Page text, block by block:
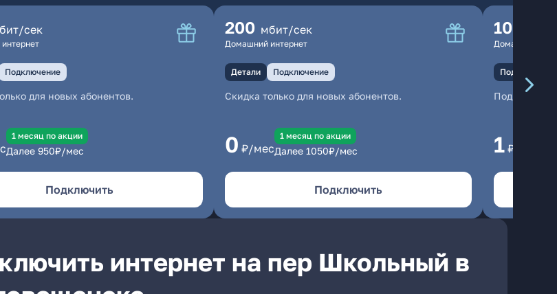
сек
Подключение
для новых абонентов.
1 месяц по акции
Далее 950₽/мес
Подключить
200 мбит/сек
Домашний интернет
Детали Подключение
Скидка только для новых абонентов.
0 ₽/мес
1 месяц по акции
Далее 1050₽/мес
Подключить
100
Домашний
Подключение
1 ₽/мес
интернет на пер Школьный в